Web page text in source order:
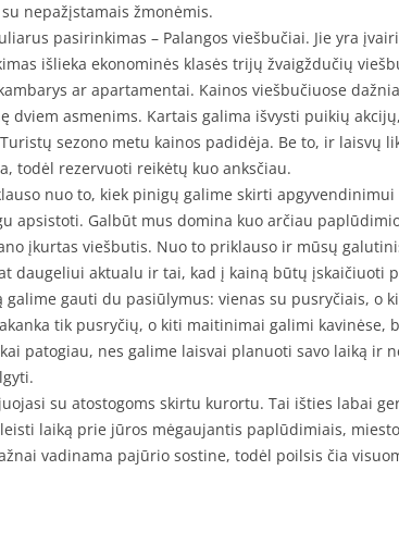
nepažįstamais žmonėmis.
pasirinkimas – Palangos viešbučiai. Jie yra
išlieka ekonominės klasės trijų žvaigždučių
ar apartamentai. Kainos viešbučiuose
dviem asmenims. Kartais galima išvysti puikių
sezono metu kainos padidėja. Be to, ir laisvų
todėl rezervuoti reikėtų kuo anksčiau.
nuo to, kiek pinigų galime skirti apgyvendinimui
apsistoti. Galbūt mus domina kuo arčiau
įkurtas viešbutis. Nuo to priklauso ir mūsų
daugeliui aktualu ir tai, kad į kainą būtų įskaičiuoti
galime gauti du pasiūlymus: vienas su pusryčiais, o
tik pusryčių, o kiti maitinimai galimi kavinėse,
patogiau, nes galime laisvai planuoti savo laiką ir
su atostogoms skirtu kurortu. Tai išties labai
laiką prie jūros mėgaujantis paplūdimiais,
vadinama pajūrio sostine, todėl poilsis čia